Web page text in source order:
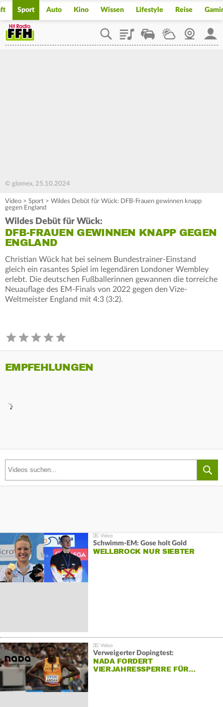
Sport Auto Kino Wissen Lifestyle Reise
PlaylistStaupilotWetterWebcam
© glomex, 25.10.2024
Video > Sport > Wildes Debüt für Wück: DFB-Frauen gewinnen knapp
gegen England
Wildes Debüt für Wück:
DFB-FRAUEN GEWINNEN KNAPP GEGEN
ENGLAND
Christian Wück hat bei seinem Bundestrainer-Einstand
gleich ein rasantes Spiel im legendären Londoner Wembley
erlebt. Die deutschen Fußballerinnen gewannen die torreiche
Neuauflage des EM-Finals von 2022 gegen den Vize-
Weltmeister England mit 4:3 (3:2).
EMPFEHLUNGEN
Schwimm-EM: Gose holt Gold
WELLBROCK NUR SIEBTER
Verweigerter Dopingtest:
NADA FORDERT
VIERJAHRESSPERRE FÜR…